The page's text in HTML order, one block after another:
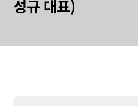
성규 대표)